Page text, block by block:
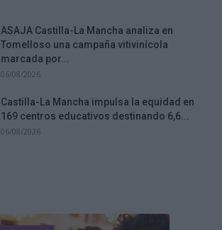
ASAJA Castilla-La Mancha analiza en
Tomelloso una campaña vitivinícola
marcada por...
06/08/2026
Castilla-La Mancha impulsa la equidad en
169 centros educativos destinando 6,6...
06/08/2026